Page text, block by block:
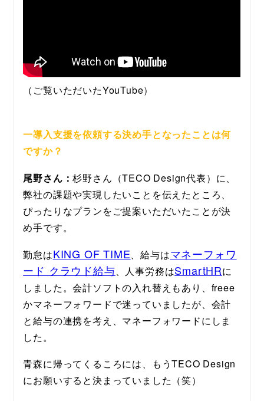
（ご覧いただいたYouTube）
一導入支援を依頼する決め手となったことは何
ですか？
尾野さん：杉野さん（TECO Design代表）に、
弊社の課題や実現したいことを伝えたところ、
ぴったりなプランをご提案いただいたことが決
め手です。
勤怠はKING OF TIME 、給与はマネーフォワ
ード クラウド給与 、人事労務はSmartHRに
しました。会計ソフトの入れ替えもあり、freee
かマネーフォワードで迷っていましたが、会計
と給与の連携を考え、マネーフォワードにしま
した。
青森に帰ってくるころには、もうTECO Design
にお願いすると決まっていました（笑）